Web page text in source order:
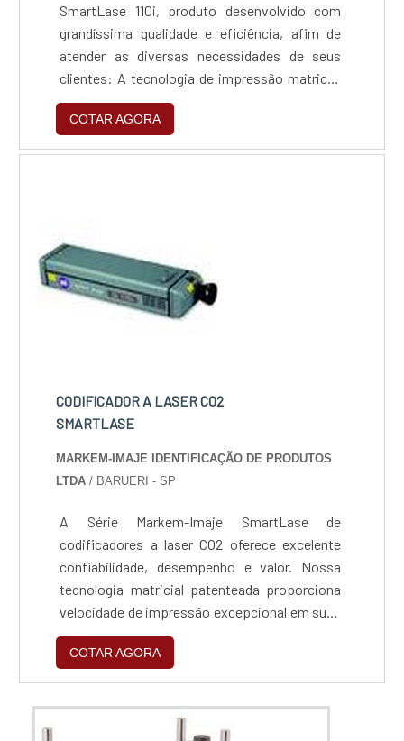
SmartLase 110i, produto desenvolvido com
grandíssima qualidade e eficiência, afim de
atender as diversas necessidades de seus
clientes: A tecnologia de impressão matricial
possibilita um bom contraste e produção de
até 650 produtos/min. em uma grande
variedade de materiais, incluindo caixas de
COTAR AGORA
CODIFICADOR A LASER CO2
SMARTLASE
MARKEM-IMAJE IDENTIFICAÇÃO DE PRODUTOS
LTDA/ BARUERI - SP
A Série Markem-Imaje SmartLase de
codificadores a laser CO2 oferece excelente
confiabilidade, desempenho e valor. Nossa
tecnologia matricial patenteada proporciona
velocidade de impressão excepcional em suas
categorias para uma grande variedade de
aplicações de códigos de lote e datas: Alto
contraste de impressão sem nenhum
Pequenas dimensões e design compacto
COTAR AGORA